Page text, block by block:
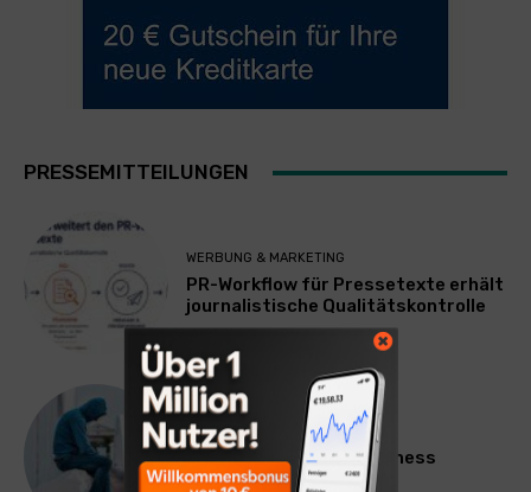
PRESSEMITTEILUNGEN
WERBUNG & MARKETING
PR-Workflow für Pressetexte erhält
journalistische Qualitätskontrolle
LIFESTYLE
Mateo Diem: Male Loneliness
Epidemic